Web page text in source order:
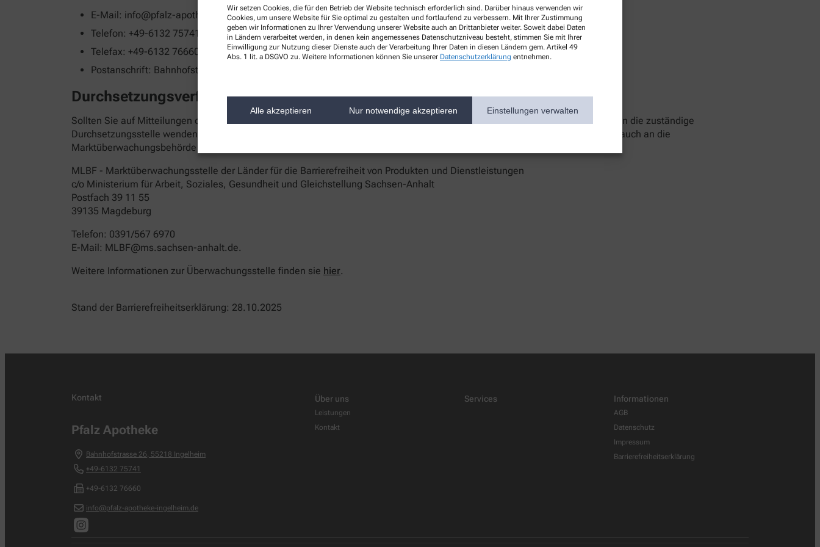
Wir setzen Cookies, die für den Betrieb der Website technisch erforderlich sind. Darüber hinaus verwenden wir
Cookies, um unsere Website für Sie optimal zu gestalten und fortlaufend zu verbessern. Mit Ihrer Zustimmung
geben wir Informationen zu Ihrer Verwendung unserer Website auch an Drittanbieter weiter. Soweit dabei Daten
in Ländern verarbeitet werden, in denen kein angemessenes Datenschutzniveau besteht, stimmen Sie mit Ihrer
Einwilligung zur Nutzung dieser Dienste auch der Verarbeitung Ihrer Daten in diesen Ländern gem. Artikel 49
Abs. 1 lit. a DSGVO zu. Weitere Informationen können Sie unserer Datenschutzerklärung entnehmen.
Alle akzeptieren Nur notwendige akzeptieren Einstellungen verwalten
E-Mail: info@pfalz-apotheke-ingelheim.de
Telefon: +49-6132 75741
Telefax: +49-6132 76660
Postanschrift: Bahnhofstrasse 26 55218 Ingelheim
Durchsetzungsverfahren und Marktüberwachungsbehörde
Sollten Sie auf Mitteilungen oder Anfragen zur Barrierefreiheit keine zufriedenstellenden Antworten erhalten, können Sie sich an die zuständige
Durchsetzungsstelle wenden. Die Durchsetzungsstelle unterstützt Sie dabei, ihre Rechte geltend zu machen. Sie können sich auch an die
Marktüberwachungsbehörde wenden:
MLBF - Marktüberwachungsstelle der Länder für die Barrierefreiheit von Produkten und Dienstleistungen
c/o Ministerium für Arbeit, Soziales, Gesundheit und Gleichstellung Sachsen-Anhalt
Postfach 39 11 55
39135 Magdeburg
Telefon: 0391/567 6970
E-​Mail: MLBF@ms.sachsen-​anhalt.de.
Weitere Informationen zur Überwachungsstelle finden sie hier.
Stand der Barrierefreiheitserklärung: 28.10.2025
Kontakt
Pfalz Apotheke
Bahnhofstrasse 26 55218 Ingelheim
+49-6132 75741
+49-6132 76660
info@pfalz-apotheke-ingelheim.de
Über uns
Leistungen
Kontakt
Services Informationen
AGB
Datenschutz
Impressum
Barrierefreiheitserklärung